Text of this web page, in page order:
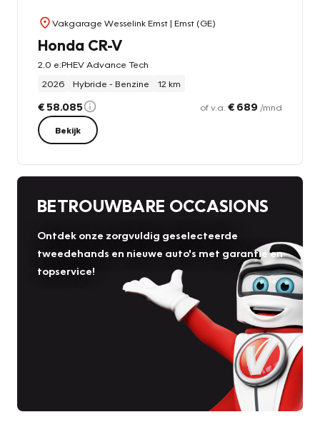
Vakgarage Wesselink Emst| Emst (GE)
Honda CR-V
2.0 e:PHEV Advance Tech
2026
Hybride - Benzine 12 km
€ 58.085 of v.a. € 689 /mnd
Bekijk
BETROUWBARE OCCASIONS
Ontdek onze zorgvuldig geselecteerde
tweedehands en nieuwe auto's met garantie en
topservice!